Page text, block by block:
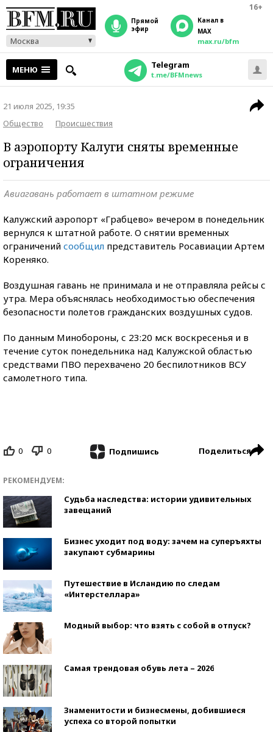
16+
Москва
прямой
эфир
Канал в
MAX
max.ru/bfm
МЕНЮ Telegram
t.me/BFMnews
21 июля 2025, 19:35
Общество
Происшествия
В аэропорту Калуги сняты временные
ограничения
Авиагавань работает в штатном режиме
Калужский аэропорт «Грабцево» вечером в понедельник
вернулся к штатной работе. О снятии временных
ограничений сообщил представитель Росавиации Артем
Кореняко.
Воздушная гавань не принимала и не отправляла рейсы с
утра. Мера объяснялась необходимостью обеспечения
безопасности полетов гражданских воздушных судов.
По данным Минобороны, с 23:20 мск воскресенья и в
течение суток понедельника над Калужской областью
средствами ПВО перехвачено 20 беспилотников ВСУ
самолетного типа.
0 0 Подпишись Поделиться
РЕКОМЕНДУЕМ:
Судьба наследства: истории удивительных
завещаний
Бизнес уходит под воду: зачем на суперъяхты
закупают субмарины
Путешествие в Исландию по следам
«Интерстеллара»
Модный выбор: что взять с собой в отпуск?
Самая трендовая обувь лета – 2026
Знаменитости и бизнесмены, добившиеся
успеха со второй попытки